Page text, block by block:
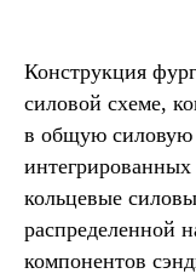
Конструкция
силовой схеме,
в общую силовую
кольцевые
распределенной
компонентов